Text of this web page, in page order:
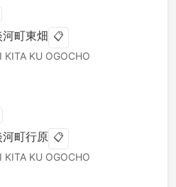
河町東畑 📋
KITA KU OGOCHO
河町行原 📋
KITA KU OGOCHO